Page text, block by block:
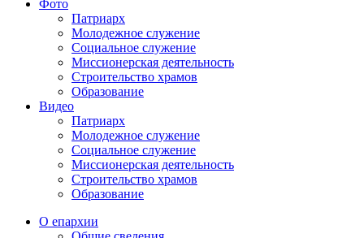
Фото
Патриарх
Молодежное служение
Социальное служение
Миссионерская деятельность
Строительство храмов
Образование
Видео
Патриарх
Молодежное служение
Социальное служение
Миссионерская деятельность
Строительство храмов
Образование
О епархии